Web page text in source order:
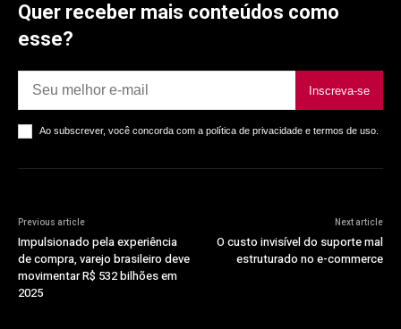
Quer receber mais conteúdos como
esse?
Inscreva-se
Ao subscrever, você concorda com a política de privacidade e termos de uso.
Previous article
Impulsionado pela experiência
de compra, varejo brasileiro deve
movimentar R$ 532 bilhões em
2025
Next article
O custo invisível do suporte mal
estruturado no e-commerce